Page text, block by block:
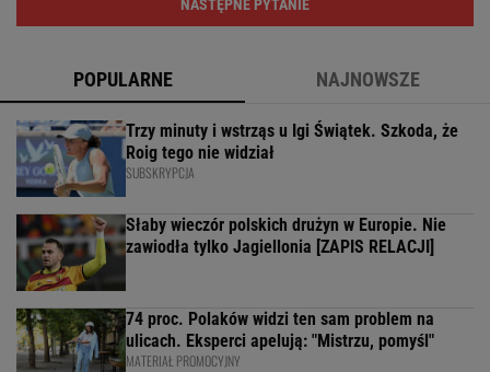
NASTĘPNE PYTANIE
POPULARNE NAJNOWSZE
Trzy minuty i wstrząs u Igi Świątek. Szkoda, że
Roig tego nie widział
SUBSKRYPCJA
Słaby wieczór polskich drużyn w Europie. Nie
zawiodła tylko Jagiellonia [ZAPIS RELACJI]
74 proc. Polaków widzi ten sam problem na
ulicach. Eksperci apelują: "Mistrzu, pomyśl"
MATERIAŁ PROMOCYJNY